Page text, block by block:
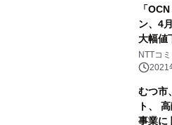
「
ン、4
大幅値
話でグ
NTTコ
ゾナン
2021
むつ市
ト、
事業に